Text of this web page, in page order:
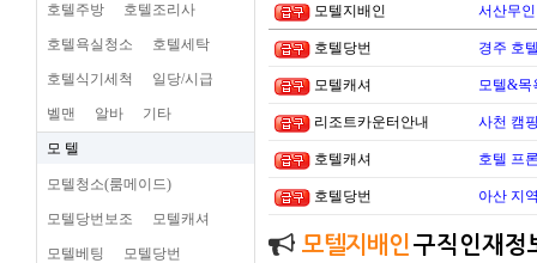
호텔주방 호텔조리사
호텔욕실청소 호텔세탁
호텔식기세척 일당/시급
벨맨 알바 기타
모 텔
모텔청소(룸메이드)
모텔당번보조 모텔캐셔
모텔베팅 모텔당번
모텔지배인 서산무
호텔당번 경주 호
모텔캐셔 모텔&목
리조트카운터안내 사천 캠
호텔캐셔 호텔 프
호텔당번 아산 지
모텔지배인 구직인재정